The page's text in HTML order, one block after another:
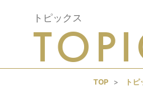
トピックス
TOP ト